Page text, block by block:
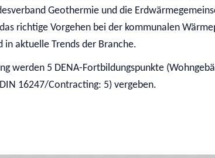
Geothermie und die
richtige Vorgehen bei der kommunalen
in aktuelle Trends der Branche.
werden 5 DENA-Fortbildungspunkte
16247/Contracting: 5) vergeben.